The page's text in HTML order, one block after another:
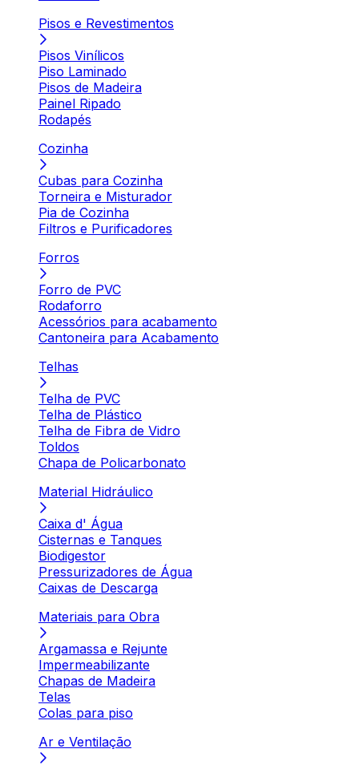
Pisos e Revestimentos
Pisos Vinílicos
Piso Laminado
Pisos de Madeira
Painel Ripado
Rodapés
Cozinha
Cubas para Cozinha
Torneira e Misturador
Pia de Cozinha
Filtros e Purificadores
Forros
Forro de PVC
Rodaforro
Acessórios para acabamento
Cantoneira para Acabamento
Telhas
Telha de PVC
Telha de Plástico
Telha de Fibra de Vidro
Toldos
Chapa de Policarbonato
Material Hidráulico
Caixa d' Água
Cisternas e Tanques
Biodigestor
Pressurizadores de Água
Caixas de Descarga
Materiais para Obra
Argamassa e Rejunte
Impermeabilizante
Chapas de Madeira
Telas
Colas para piso
Ar e Ventilação